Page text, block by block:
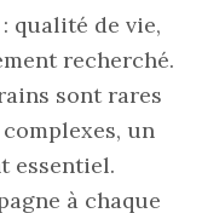
qualité de vie,
recherché.
sont rares
un
essentiel.
à chaque